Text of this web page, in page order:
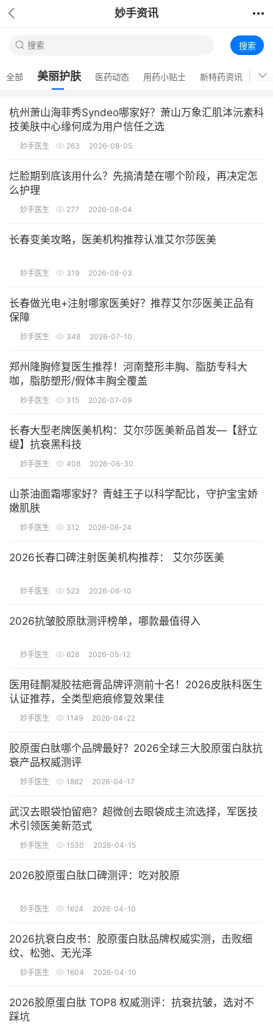
妙手资讯
搜索
全部 美丽护肤 医药动态 用药小贴士 新特药资讯 企
杭州萧山海菲秀Syndeo哪家好？萧山万象汇肌泍沅素科
技美肤中心缘何成为用户信任之选
妙手医生 263 2026-08-05
烂脸期到底该用什么？先搞清楚在哪个阶段，再决定怎
么护理
妙手医生 277 2026-08-04
​长春变美攻略，医美机构推荐认准艾尔莎医美
妙手医生 319 2026-08-03
长春做光电+注射哪家医美好？推荐艾尔莎医美正品有
保障
妙手医生 348 2026-07-10
郑州隆胸修复医生推荐！河南整形丰胸、脂肪专科大
咖，脂肪塑形/假体丰胸全覆盖
妙手医生 315 2026-07-09
长春大型老牌医美机构：艾尔莎医美新品首发—【舒立
缇】抗衰黑科技
妙手医生 408 2026-06-30
山茶油面霜哪家好？青蛙王子以科学配比，守护宝宝娇
嫩肌肤
妙手医生 312 2026-06-24
2026长春口碑注射医美机构推荐： 艾尔莎医美
妙手医生 523 2026-06-10
2026抗皱胶原肽测评榜单，哪款最值得入
妙手医生 628 2026-05-12
医用硅酮凝胶祛疤膏品牌评测前十名！2026皮肤科医生
认证推荐，全类型疤痕修复效果佳
妙手医生 1149 2026-04-22
胶原蛋白肽哪个品牌最好？2026全球三大胶原蛋白肽抗
衰产品权威测评
妙手医生 1882 2026-04-17
武汉去眼袋怕留疤？超微创去眼袋成主流选择，军医技
术引领医美新范式
妙手医生 1530 2026-04-15
2026胶原蛋白肽口碑测评：吃对胶原
妙手医生 1624 2026-04-10
2026抗衰白皮书：胶原蛋白肽品牌权威实测，击败细
纹、松弛、无光泽
妙手医生 1604 2026-04-10
2026胶原蛋白肽 TOP8 权威测评：抗衰抗皱，选对不
踩坑